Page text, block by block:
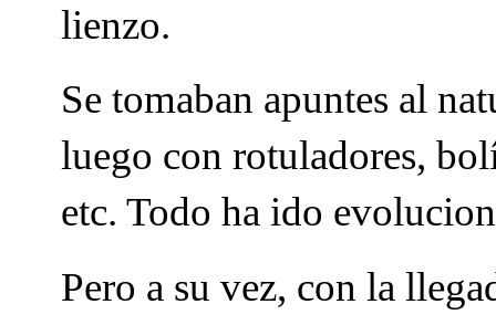
lienzo.
Se tomaban apuntes al
luego con rotuladores,
etc. Todo ha ido
Pero a su vez, con la